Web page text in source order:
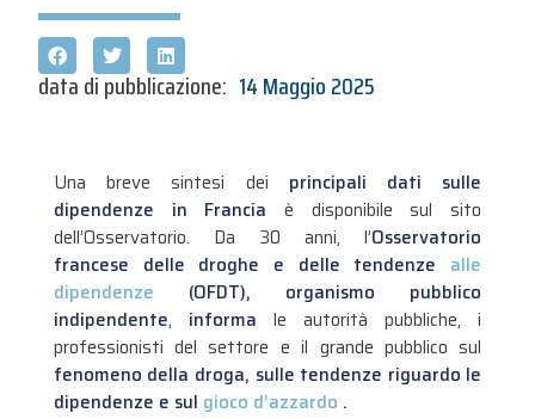
data di pubblicazione: 14 Maggio 2025
Una breve sintesi dei principali dati sulle
dipendenze in Francia è disponibile sul sito
dell’Osservatorio. Da 30 anni, l’Osservatorio
francese delle droghe e delle tendenze alle
dipendenze (OFDT), organismo pubblico
indipendente, informa le autorità pubbliche, i
professionisti del settore e il grande pubblico sul
fenomeno della droga, sulle tendenze riguardo le
dipendenze e sul gioco d’azzardo .